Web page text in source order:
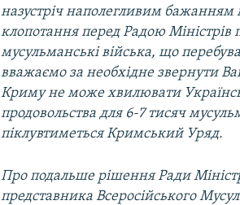
назустріч наполегливим
клопотання перед Радою Міністрів
мусульманські війська, що
вважаємо за необхідне звернути
Криму не може хвилювати
продовольства для 6-7 тисяч
піклувтиметься Кримський Уряд.
Про подальше рішення Ради
представника Всеросійського